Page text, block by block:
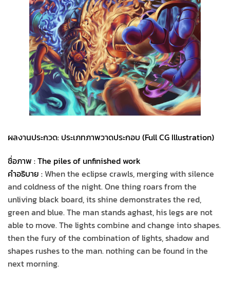
ผลงานประกวด: ประเภทภาพวาดประกอบ (Full CG Illustration)
ชื่อภาพ : The piles of unfinished work
คำอธิบาย :When the eclipse crawls, merging with silence
and coldness of the night. One thing roars from the
unliving black board, its shine demonstrates the red,
green and blue. The man stands aghast, his legs are not
able to move. The lights combine and change into shapes.
then the fury of the combination of lights, shadow and
shapes rushes to the man. nothing can be found in the
next morning.